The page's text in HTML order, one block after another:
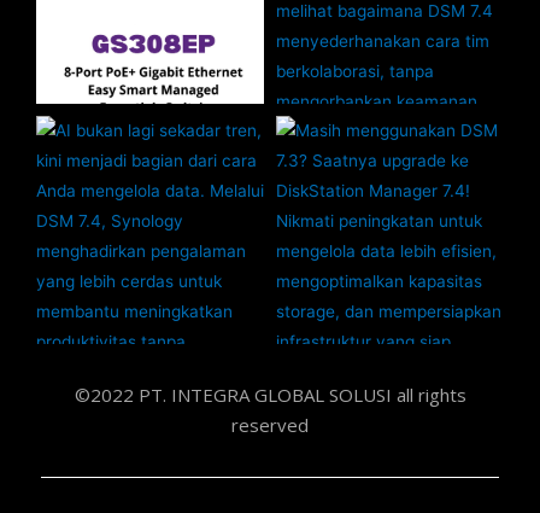
©2022 PT. INTEGRA GLOBAL SOLUSI all rights
reserved